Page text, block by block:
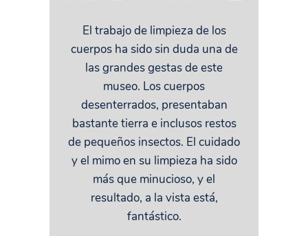
El trabajo de limpieza de los
cuerpos ha sido sin duda una de
las grandes gestas de este
museo. Los cuerpos
desenterrados, presentaban
bastante tierra e inclusos restos
de pequeños insectos. El cuidado
y el mimo en su limpieza ha sido
más que minucioso, y el
resultado, a la vista está,
fantástico.